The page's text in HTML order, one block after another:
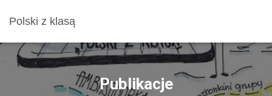
Polski z klasą
Publikacje